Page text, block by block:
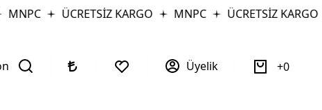
ÜCRETSİZ KARGO MNPC ÜCRETSİZ KARGO
Üyelik 0